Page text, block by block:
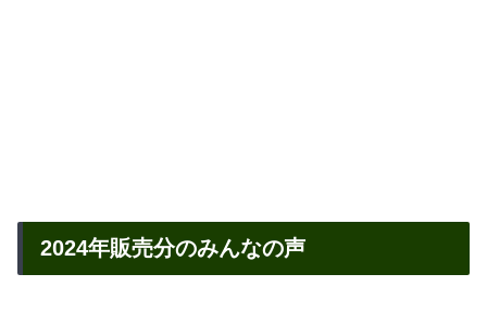
2024年販売分のみんなの声